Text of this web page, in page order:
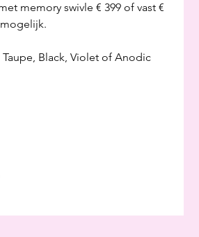
memory swivle € 399 of vast €
Black, Violet of Anodic